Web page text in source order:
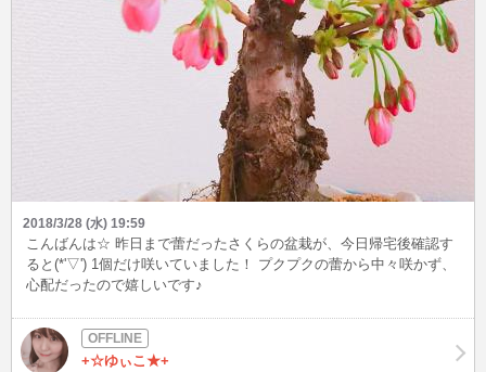
2018/3/28 (水) 19:59
こんばんは☆ 昨日まで蕾だったさくらの盆栽が、今日帰宅後確認す
ると(*'▽') 1個だけ咲いていました！ プクプクの蕾から中々咲かず、
心配だったので嬉しいです♪
+☆ゆぃこ★+